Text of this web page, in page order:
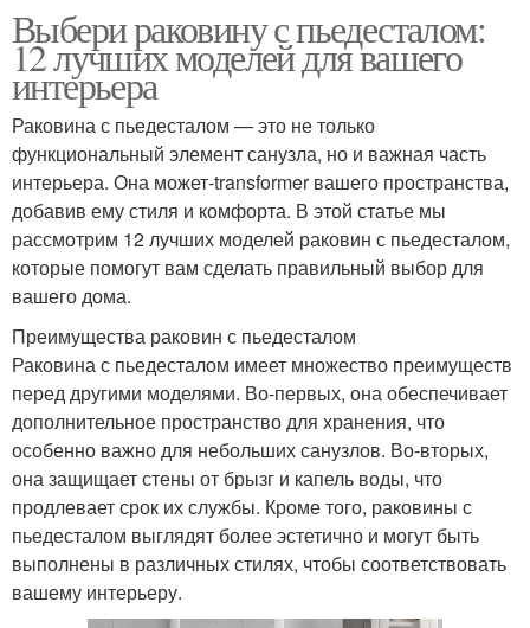
Выбери раковину с пьедесталом:
12 лучших моделей для вашего
интерьера
Раковина с пьедесталом — это не только
функциональный элемент санузла, но и важная часть
интерьера. Она может-transformer вашего пространства,
добавив ему стиля и комфорта. В этой статье мы
рассмотрим 12 лучших моделей раковин с пьедесталом,
которые помогут вам сделать правильный выбор для
вашего дома.
Преимущества раковин с пьедесталом
Раковина с пьедесталом имеет множество преимуществ
перед другими моделями. Во-первых, она обеспечивает
дополнительное пространство для хранения, что
особенно важно для небольших санузлов. Во-вторых,
она защищает стены от брызг и капель воды, что
продлевает срок их службы. Кроме того, раковины с
пьедесталом выглядят более эстетично и могут быть
выполнены в различных стилях, чтобы соответствовать
вашему интерьеру.